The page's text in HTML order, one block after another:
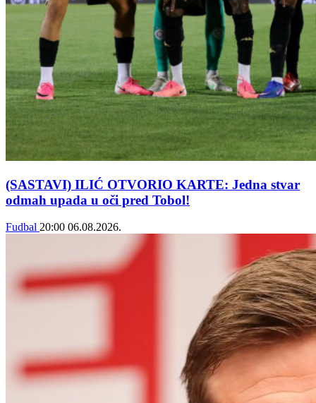
(SASTAVI) ILIĆ OTVORIO KARTE: Jedna stvar
odmah upada u oči pred Tobol!
Fudbal 20:00 06.08.2026.